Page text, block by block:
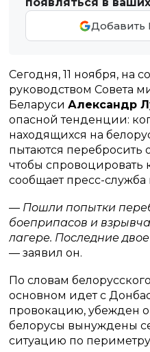
Добавить
Сегодня, 11 ноября, на
руководством Совета
БеларусиАлександр
опасной тенденции:
находящихся на
пытаются
чтобы спровоцировать
сообщает пресс-служба
— Пошли попытки
боеприпасов и
лагере. Последние
— заявил он.
По словам
основном идет с
провокацию, убежден
белорусы вынуждены
ситуацию по